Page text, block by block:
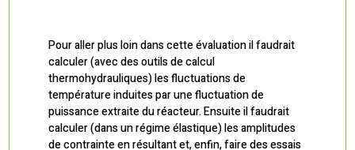
Pour aller plus loin dans cette évaluation il faudrait
calculer (avec des outils de calcul
thermohydrauliques) les fluctuations de
température induites par une fluctuation de
puissance extraite du réacteur. Ensuite il faudrait
calculer (dans un régime élastique) les amplitudes
de contrainte en résultant et, enfin, faire des essais